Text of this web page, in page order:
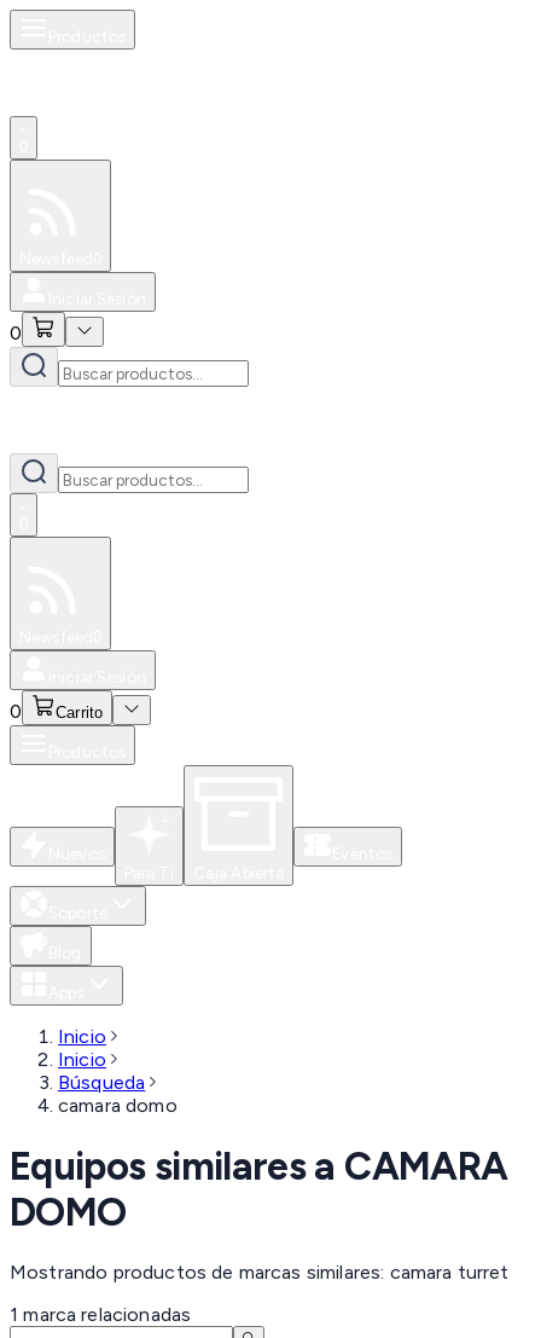
0
0 Carrito
Inicio
Inicio
Búsqueda
camara domo
Equipos similares a CAMARA
DOMO
Mostrando productos de marcas similares: camara turret
1 marca relacionadas